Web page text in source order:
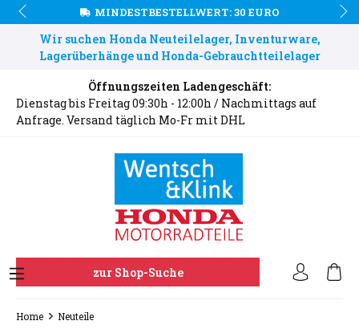
MINDESTBESTELLWERT: 30 EURO
Wir suchen Honda Neuteilelager, Inventurware,
Lagerüberhänge und Honda-Gebrauchtteilelager
Öffnungszeiten Ladengeschäft:
Dienstag bis Freitag 09:30h - 12:00h / Nachmittags auf
Anfrage. Versand täglich Mo-Fr mit DHL
zur Shop-Suche
Home Neuteile